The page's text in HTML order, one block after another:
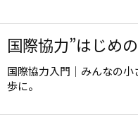
国際協力”はじめ
国際協力入門｜みんなの
歩に。